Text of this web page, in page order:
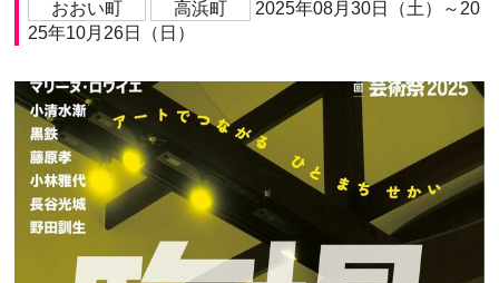
おおい町
高浜町
2025年08月30日（土）～20
25年10月26日（日）